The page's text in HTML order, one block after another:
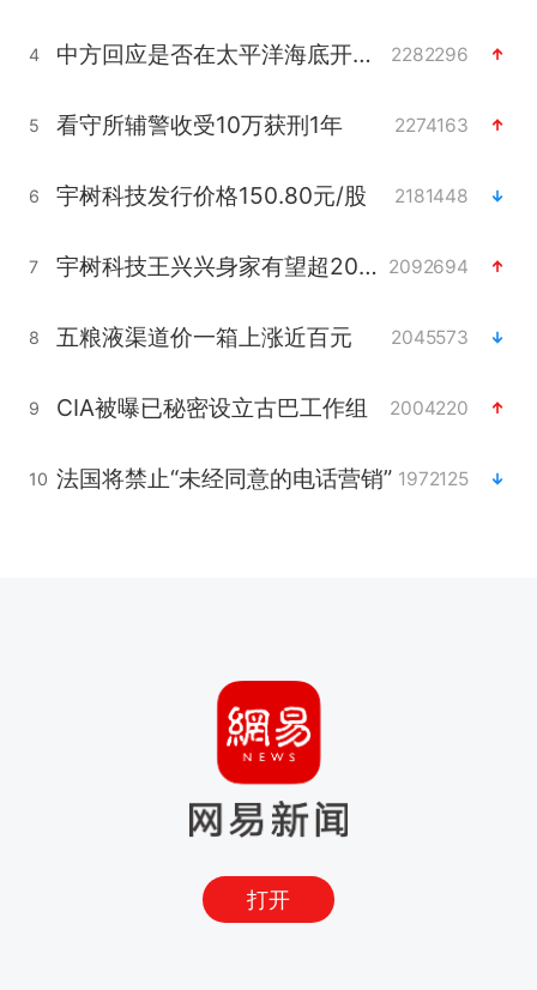
4 中方回应是否在太平洋海底开采稀土 2282296
5 看守所辅警收受10万获刑1年 2274163
6 宇树科技发行价格150.80元/股 2181448
7 宇树科技王兴兴身家有望超200亿元 2092694
8 五粮液渠道价一箱上涨近百元 2045573
9 CIA被曝已秘密设立古巴工作组 2004220
10 法国将禁止“未经同意的电话营销” 1972125
打开